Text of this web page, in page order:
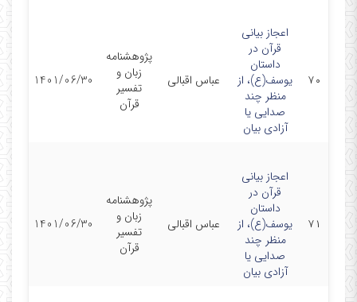
۷۰
اعجاز بیانی
قرآن در
داستان
یوسف(ع)، از
منظر چند
صدایی یا
آزادی بیان
عباس اقبالی
پژوهشنامه
زبان و
تفسیر
قرآن
1401/06/30
۷۱
اعجاز بیانی
قرآن در
داستان
یوسف(ع)، از
منظر چند
صدایی یا
آزادی بیان
عباس اقبالی
پژوهشنامه
زبان و
تفسیر
قرآن
1401/06/30